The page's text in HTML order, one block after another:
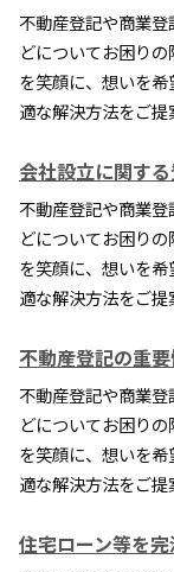
不動産登記や商業
どについてお困り
を笑顔に、想いを
適な解決方法をご提
会社設立に関す
不動産登記や商業
どについてお困り
を笑顔に、想いを
適な解決方法をご提
不動産登記の重
不動産登記や商業
どについてお困り
を笑顔に、想いを
適な解決方法をご提
住宅ローン等を